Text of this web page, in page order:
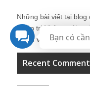
Những bài viết tại
Quản trị Nhân sự
thành viên khác trong
Recent
Bạn có